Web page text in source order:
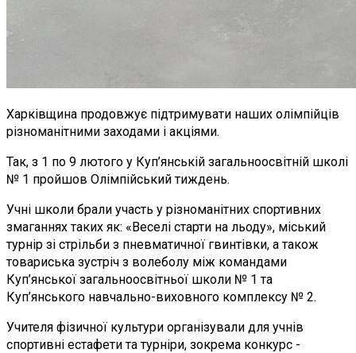
Харківщина продовжує підтримувати наших олімпійців
різноманітними заходами і акціями.
Так, з 1 по 9 лютого у Куп’янській загальноосвітній школі
№ 1 пройшов Олімпійський тиждень.
Учні школи брали участь у різноманітних спортивних
змаганнях таких як: «Веселі старти на льоду», міський
турнір зі стрільби з пневматичної гвинтівки, а також
товариська зустріч з волеболу між командами
Куп’янської загальноосвітньої школи № 1 та
Куп’янського навчально-виховного комплексу № 2.
Учителя фізичної культури організували для учнів
спортивні естафети та турніри, зокрема конкурс -